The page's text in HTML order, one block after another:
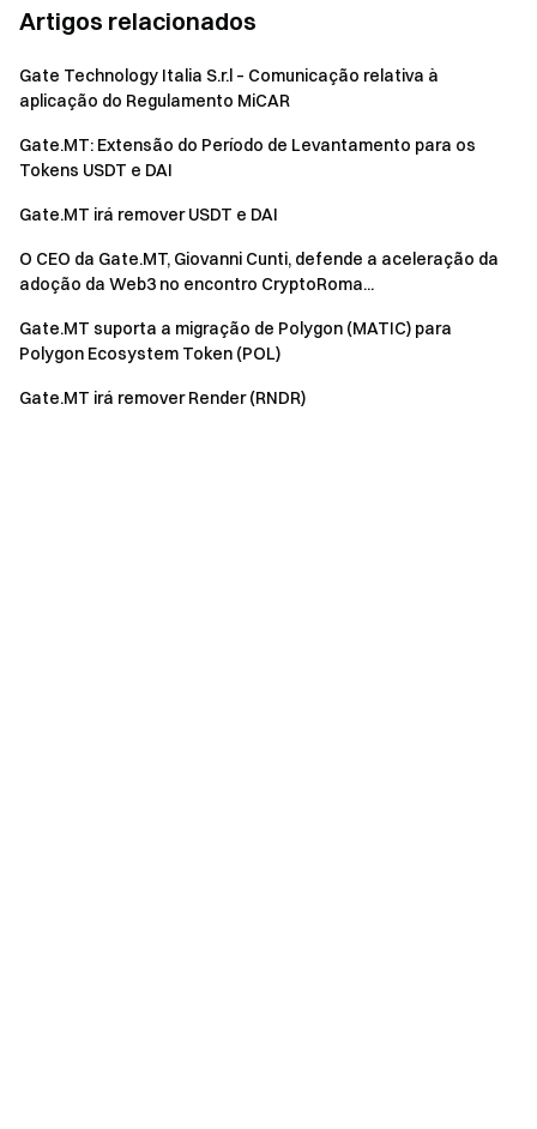
Artigos relacionados
Gate Technology Italia S.r.l – Comunicação relativa à
aplicação do Regulamento MiCAR
Gate.MT: Extensão do Período de Levantamento para os
Tokens USDT e DAI
Gate.MT irá remover USDT e DAI
O CEO da Gate.MT, Giovanni Cunti, defende a aceleração da
adoção da Web3 no encontro CryptoRoma...
Gate.MT suporta a migração de Polygon (MATIC) para
Polygon Ecosystem Token (POL)
Gate.MT irá remover Render (RNDR)